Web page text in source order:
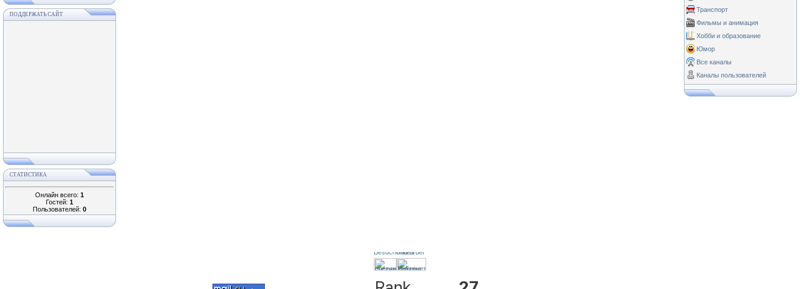
ПОДДЕРЖАТЬ САЙТ
СТАТИСТИКА
Онлайн всего: 1
Гостей: 1
Пользователей: 0
Транспорт
Фильмы и анимация
Хобби и образование
Юмор
Все каналы
Каналы пользователей